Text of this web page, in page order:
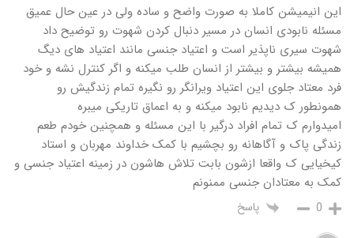
این انیمیشن کاملا به صورت واضح و ساده ولی در عین حال عمیق
مسئله نابودی انسان در مسیر دنبال کردن شهوت رو توضیح داد
شهوت سیری ناپذیر است و اعتیاد جنسی مانند اعتیاد های دیگ
همیشه بیشتر و بیشتر از انسان طلب میکنه و اگر کنترل نشه و خود
فرد معتاد جلوی این اعتیاد ویرانگر رو نگیره تمام زندگیش رو
همونطور ک دیدیم نابود میکنه و به اعماق تاریکی میبره
امیدوارم ک تمام افراد درگیر با این مسئله و همچنین خودم طعم
زندگی پاک و آگاهانه رو بچشیم با کمک خداوند مهربان و استاد
کیخیایی ک واقعا ازشون بابت تلاش هاشون در زمینه اعتیاد جنسی و
کمک به معتادان جنسی ممنونم
0 پاسخ